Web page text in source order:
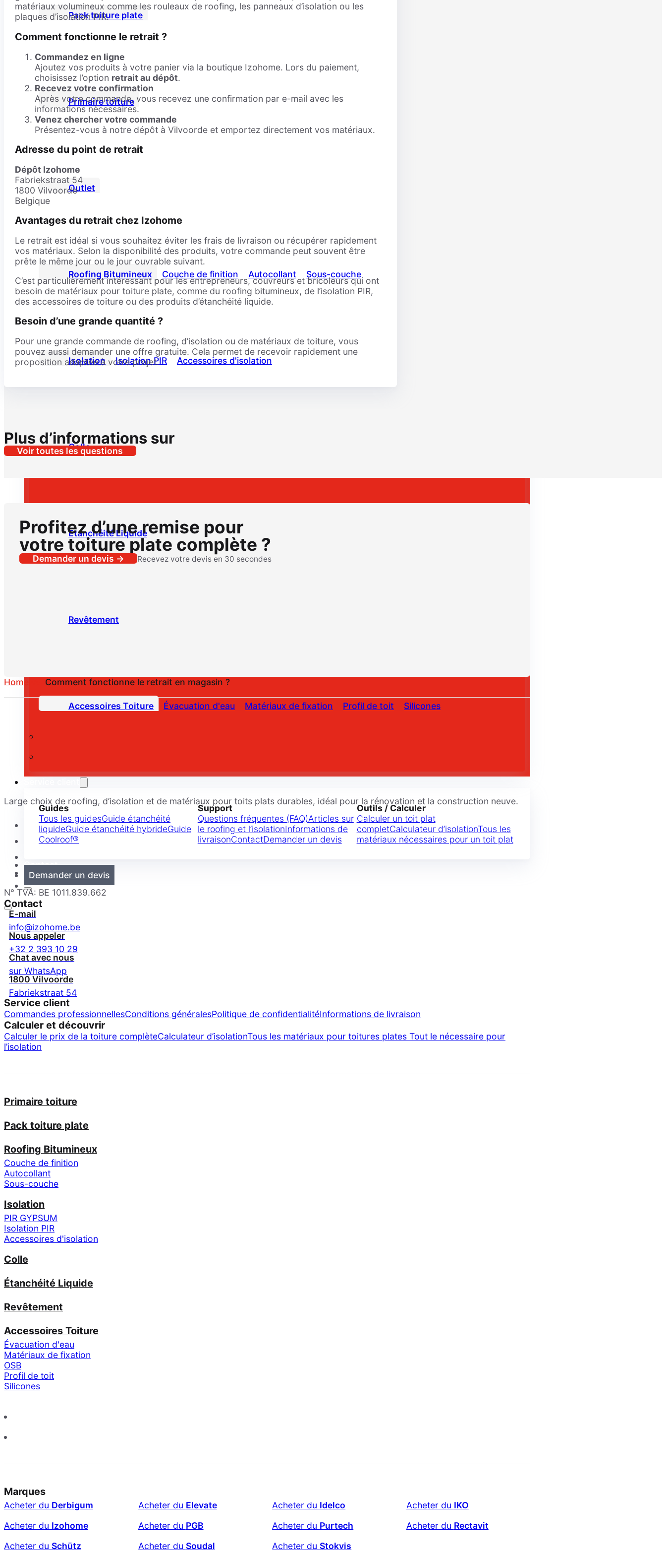
Pack toiture plate
Primaire toiture
Outlet
Roofing Bitumineux Couche de finition Autocollant Sous-couche
Isolation Isolation PIR Accessoires d'isolation
Colle
Étanchéité Liquide
Revêtement
Accessoires Toiture Évacuation d'eau Matériaux de fixation Profil de toit Silicones
Guides
Tous les guidesGuide étanchéité
liquideGuide étanchéité hybrideGuide
Coolroof®
Support
Questions fréquentes (FAQ)Articles sur
le roofing et l’isolationInformations de
livraisonContactDemander un devis
Outils / Calculer
Calculer un toit plat
completCalculateur d’isolationTous les
matériaux nécessaires pour un toit plat
Contact
Demander un devis
matériaux volumineux comme les rouleaux de roofing, les panneaux d’isolation ou les
plaques d’isolation PIR.
Comment fonctionne le retrait ?
Commandez en ligne
Ajoutez vos produits à votre panier via la boutique Izohome. Lors du paiement,
choisissez l’option retrait au dépôt.
Recevez votre confirmation
Après votre commande, vous recevez une confirmation par e-mail avec les
informations nécessaires.
Venez chercher votre commande
Présentez-vous à notre dépôt à Vilvoorde et emportez directement vos matériaux.
Adresse du point de retrait
Dépôt Izohome
Fabriekstraat 54
1800 Vilvoorde
Belgique
Avantages du retrait chez Izohome
Le retrait est idéal si vous souhaitez éviter les frais de livraison ou récupérer rapidement
vos matériaux. Selon la disponibilité des produits, votre commande peut souvent être
prête le même jour ou le jour ouvrable suivant.
C’est particulièrement intéressant pour les entrepreneurs, couvreurs et bricoleurs qui ont
besoin de matériaux pour toiture plate, comme du roofing bitumineux, de l’isolation PIR,
des accessoires de toiture ou des produits d’étanchéité liquide.
Besoin d’une grande quantité ?
Pour une grande commande de roofing, d’isolation ou de matériaux de toiture, vous
pouvez aussi demander une offre gratuite. Cela permet de recevoir rapidement une
proposition adaptée à votre projet.
Plus d’informations sur
Voir toutes les questions
Profitez d’une remise pour
votre toiture plate complète ?
Demander un devis → Recevez votre devis en 30 secondes
Home Comment fonctionne le retrait en magasin ?
Large choix de roofing, d’isolation et de matériaux pour toits plats durables, idéal pour la rénovation et la construction neuve.
N° TVA: BE 1011.839.662
Contact
E-mail
info@izohome.be
Nous appeler
+32 2 393 10 29
Chat avec nous
sur WhatsApp
1800 Vilvoorde
Fabriekstraat 54
Service client
Commandes professionnellesConditions généralesPolitique de confidentialitéInformations de livraison
Calculer et découvrir
Calculer le prix de la toiture complèteCalculateur d’isolationTous les matériaux pour toitures plates Tout le nécessaire pour
l’isolation
Primaire toiture
Pack toiture plate
Roofing Bitumineux
Couche de finition
Autocollant
Sous-couche
Isolation
PIR GYPSUM
Isolation PIR
Accessoires d'isolation
Colle
Étanchéité Liquide
Revêtement
Accessoires Toiture
Évacuation d'eau
Matériaux de fixation
OSB
Profil de toit
Silicones
Marques
Acheter du Derbigum Acheter du Elevate Acheter du Idelco Acheter du IKO
Acheter du Izohome Acheter du PGB Acheter du Purtech Acheter du Rectavit
Acheter du Schütz Acheter du Soudal Acheter du Stokvis